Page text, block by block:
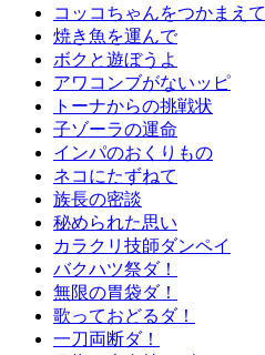
コッコちゃんをつかまえて
焼き魚を運んで
ボクと遊ぼうよ
アワコンブがないッピ
トーナからの挑戦状
子ゾーラの運命
インパのおくりもの
ネコにたずねて
族長の密談
秘められた思い
カラクリ技師ダンペイ
バクハツ祭ダ！
無限の胃袋ダ！
歌っておどるダ！
一刀両断ダ！